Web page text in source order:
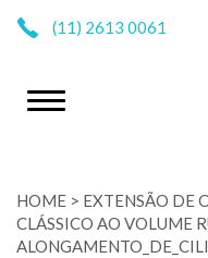
(11) 2613 0061
HOME > EXTENSÃO DE
CLÁSSICO AO VOLUME